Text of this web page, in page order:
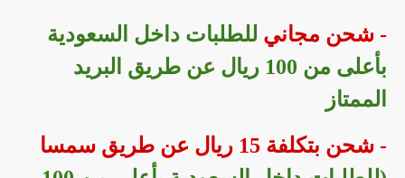
- شحن مجاني للطلبات داخل السعودية
بأعلى من 100 ريال عن طريق البريد
الممتاز
- شحن بتكلفة 15 ريال عن طريق سمسا